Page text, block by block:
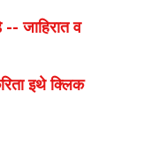
जाहिरात व
इथे क्लिक